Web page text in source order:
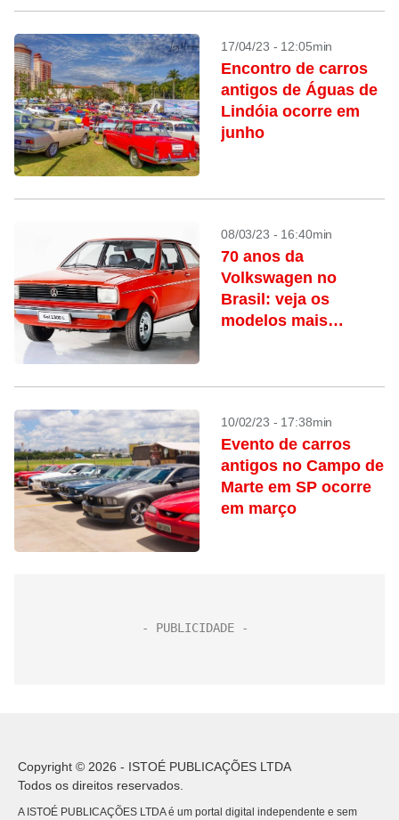
17/04/23 - 12:05min
Encontro de carros
antigos de Águas de
Lindóia ocorre em
junho
08/03/23 - 16:40min
70 anos da
Volkswagen no
Brasil: veja os
modelos mais
10/02/23 - 17:38min
Evento de carros
antigos no Campo de
Marte em SP ocorre
em março
Copyright © 2026 - ISTOÉ PUBLICAÇÕES LTDA
Todos os direitos reservados.
A ISTOÉ PUBLICAÇÕES LTDA é um portal digital independente e sem